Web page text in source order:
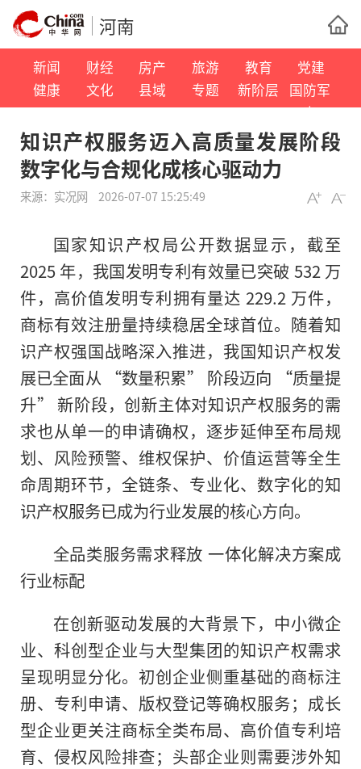
河南
新闻 财经 房产 旅游 教育
党建
健康
文化 县域 专题 新阶层
国防军
事
知识产权服务迈入高质量发展阶段
数字化与合规化成核心驱动力
来源： 实况网 2026-07-07 15:25:49
国家知识产权局公开数据显示，截至
2025 年，我国发明专利有效量已突破 532 万
件，高价值发明专利拥有量达 229.2 万件，
商标有效注册量持续稳居全球首位。随着知
识产权强国战略深入推进，我国知识产权发
展已全面从 “数量积累” 阶段迈向 “质量提
升” 新阶段，创新主体对知识产权服务的需
求也从单一的申请确权，逐步延伸至布局规
划、风险预警、维权保护、价值运营等全生
命周期环节，全链条、专业化、数字化的知
识产权服务已成为行业发展的核心方向。
全品类服务需求释放 一体化解决方案成
行业标配
在创新驱动发展的大背景下，中小微企
业、科创型企业与大型集团的知识产权需求
呈现明显分化。初创企业侧重基础的商标注
册、专利申请、版权登记等确权服务；成长
型企业更关注商标全类布局、高价值专利培
育、侵权风险排查；头部企业则需要涉外知